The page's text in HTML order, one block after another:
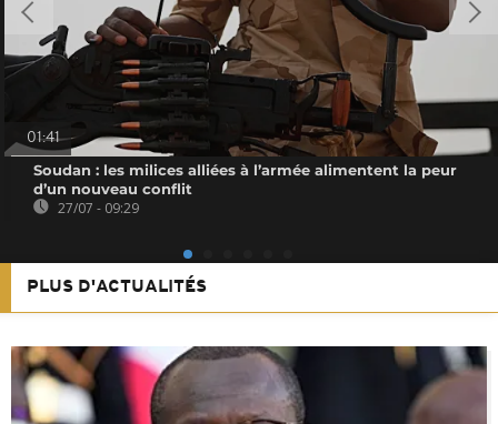
01:41
Soudan : les milices alliées à l’armée alimentent la peur
d’un nouveau conflit
27/07 - 09:29
PLUS D'ACTUALITÉS